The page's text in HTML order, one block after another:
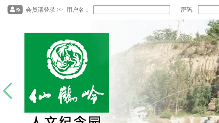
会员请登录 >> 用户名： 密码: